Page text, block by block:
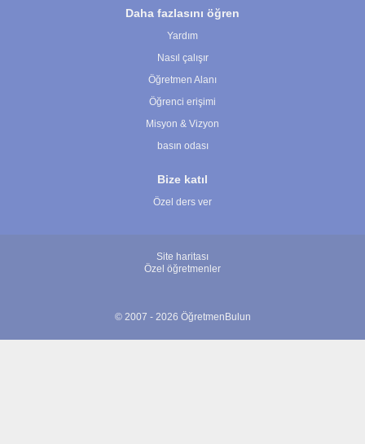
Daha fazlasını öğren
Yardım
Nasıl çalışır
Öğretmen Alanı
Öğrenci erişimi
Misyon & Vizyon
basın odası
Bize katıl
Özel ders ver
Site haritası
Özel öğretmenler
© 2007 - 2026 ÖğretmenBulun